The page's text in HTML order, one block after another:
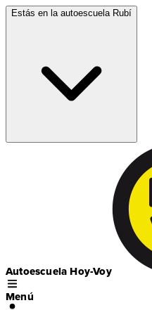
Estás en la autoescuela Rubí
Autoescuela Hoy-Voy
Menú